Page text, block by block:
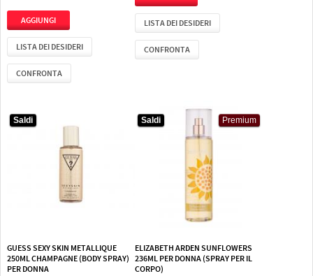
LISTA DEI DESIDERI
CONFRONTA
LISTA DEI DESIDERI
CONFRONTA
Saldi
GUESS SEXY SKIN METALLIQUE
250ML CHAMPAGNE (BODY SPRAY)
PER DONNA
Saldi Premium
ELIZABETH ARDEN SUNFLOWERS
236ML PER DONNA (SPRAY PER IL
CORPO)